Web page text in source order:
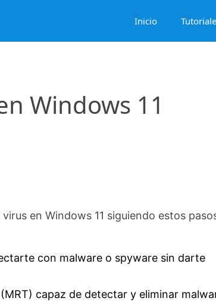
Inicio
Windows 11
en Windows 11 siguiendo estos
con malware o spyware sin darte
capaz de detectar y eliminar